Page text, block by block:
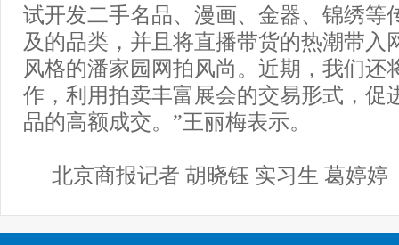
试开发二手名品、漫画、金器、锦绣等
及的品类，并且将直播带货的热潮带入
风格的潘家园网拍风尚。近期，我们还
作，利用拍卖丰富展会的交易形式，促
品的高额成交。”王丽梅表示。
北京商报记者 胡晓钰 实习生 葛婷婷